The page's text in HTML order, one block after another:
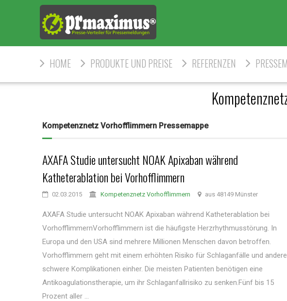
HOME PRODUKTE UND PREISE REFERENZEN
Kompetenznetz Vorhofflimmern Pressemappe
AXAFA Studie untersucht NOAK Apixaban während
Katheterablation bei Vorhofflimmern
02.03.2015 Kompetenznetz Vorhofflimmern aus 48149 Münster
AXAFA Studie untersucht NOAK Apixaban während Katheterablation bei
VorhofflimmernVorhofflimmern ist die häufigste Herzrhythmusstörung. In
Europa und den USA sind mehrere Millionen Menschen davon betroffen.
Vorhofflimmern geht mit einem erhöhten Risiko für Schlaganfälle und andere
schwere Komplikationen einher. Die meisten Patienten benötigen eine
Antikoagulationstherapie, um ihr Schlaganfallrisiko zu senken.Fünf bis 15
Prozent aller ...